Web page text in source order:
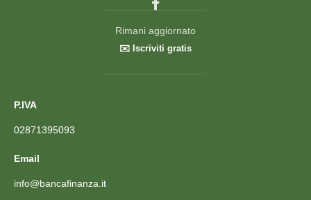
Rimani aggiornato
✉️ Iscriviti gratis
P.IVA
02871395093
Email
info@bancafinanza.it